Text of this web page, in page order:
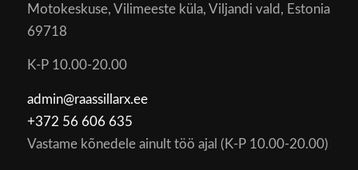
Motokeskuse, Vilimeeste küla, Viljandi vald, Estonia
69718
K-P 10.00-20.00
admin@raassillarx.ee
+372 56 606 635
Vastame kõnedele ainult töö ajal (K-P 10.00-20.00)